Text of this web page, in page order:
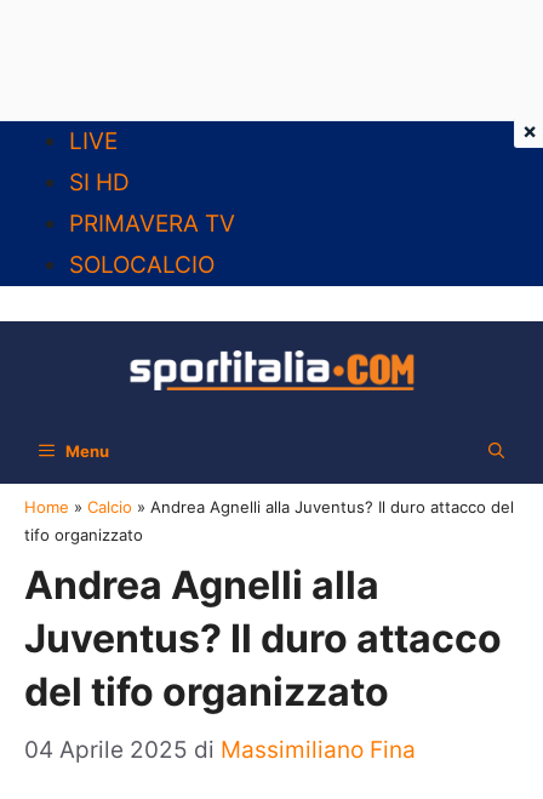
contenuto
LIVE
SI HD
PRIMAVERA TV
SOLOCALCIO
Menu
Home » Calcio » Andrea Agnelli alla Juventus? Il duro attacco del
tifo organizzato
Andrea Agnelli alla
Juventus? Il duro attacco
del tifo organizzato
04 Aprile 2025 di Massimiliano Fina
×